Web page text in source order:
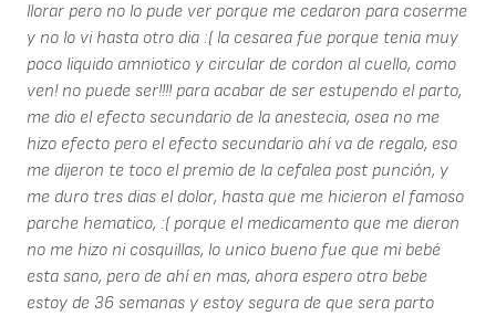
llorar pero no lo pude ver porque me cedaron para coserme
y no lo vi hasta otro dia :( la cesarea fue porque tenia muy
poco liquido amniotico y circular de cordon al cuello, como
ven! no puede ser!!!! para acabar de ser estupendo el parto,
me dio el efecto secundario de la anestecia, osea no me
hizo efecto pero el efecto secundario ahí va de regalo, eso
me dijeron te toco el premio de la cefalea post punción, y
me duro tres dias el dolor, hasta que me hicieron el famoso
parche hematico, :( porque el medicamento que me dieron
no me hizo ni cosquillas, lo unico bueno fue que mi bebé
esta sano, pero de ahí en mas, ahora espero otro bebe
estoy de 36 semanas y estoy segura de que sera parto